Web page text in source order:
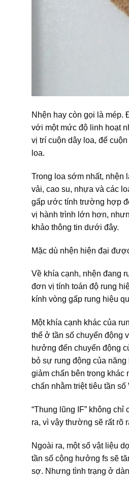
Nhện hay còn gọi là mép.
với một mức độ linh hoạt
vị trí cuộn dây loa, để
loa.
Trong loa sớm nhất, nhện
vải, cao su, nhựa và các
gấp ước tính trường hợp
vị hành trình lớn hơn,
khảo thông tin dưới đây.
Mặc dù nhện hiện đại
Về khía cạnh, nhện đang
đơn vị tính toán độ rung
kính vòng gấp rung hiệu
Một khía cạnh khác của
thể ở tần số chuyển động
hưởng đến chuyển động
bỏ sự rung động của
giảm chấn bên trong khác
chấn nhằm triệt tiêu tần số
“Thung lũng IF” không
ra, vì vậy thường sẽ rất rõ
Ngoài ra, một số vật liệu
tần số cộng hưởng fs sẽ
sợ. Nhưng tình trạng ở